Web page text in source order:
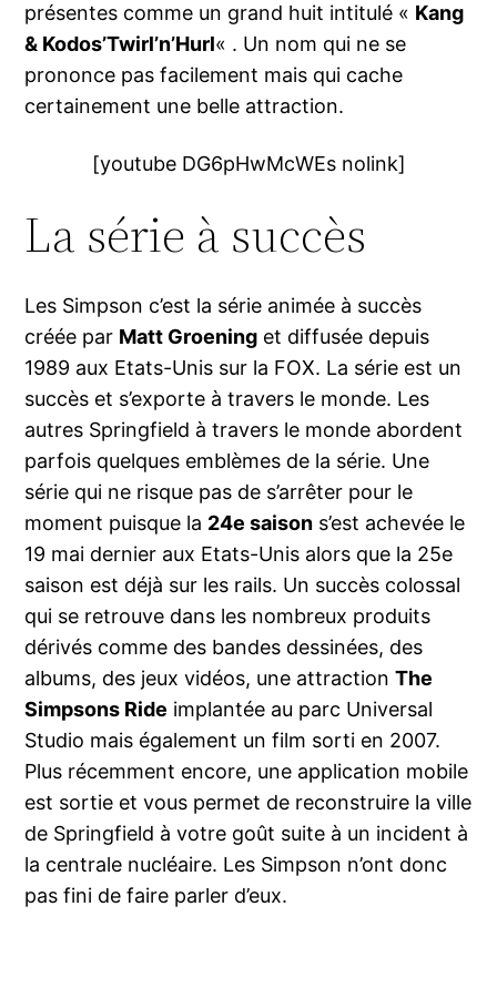
présentes comme un grand huit intitulé « Kang
& Kodos’Twirl’n’Hurl« . Un nom qui ne se
prononce pas facilement mais qui cache
certainement une belle attraction.
[youtube DG6pHwMcWEs nolink]
La série à succès
Les Simpson c’est la série animée à succès
créée par Matt Groening et diffusée depuis
1989 aux Etats-Unis sur la FOX. La série est un
succès et s’exporte à travers le monde. Les
autres Springfield à travers le monde abordent
parfois quelques emblèmes de la série. Une
série qui ne risque pas de s’arrêter pour le
moment puisque la 24e saison s’est achevée le
19 mai dernier aux Etats-Unis alors que la 25e
saison est déjà sur les rails. Un succès colossal
qui se retrouve dans les nombreux produits
dérivés comme des bandes dessinées, des
albums, des jeux vidéos, une attractionThe
Simpsons Ride implantée au parc Universal
Studio mais également un film sorti en 2007.
Plus récemment encore, une application mobile
est sortie et vous permet de reconstruire la ville
de Springfield à votre goût suite à un incident à
la centrale nucléaire. Les Simpson n’ont donc
pas fini de faire parler d’eux.